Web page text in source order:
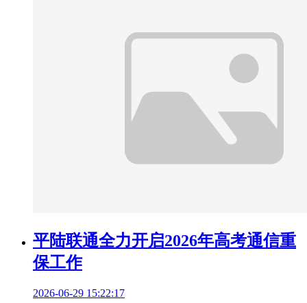
平陆联通全力开启2026年高考通信重
保工作
2026-06-29 15:22:17